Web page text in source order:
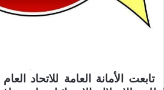
تابعت الأمانة العامة للاتحاد